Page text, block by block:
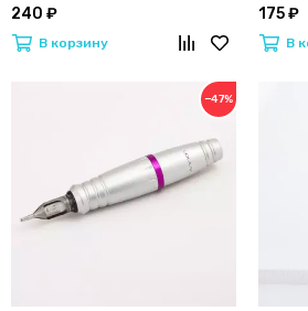
240 ₽
В корзину
175 ₽
В
−47%